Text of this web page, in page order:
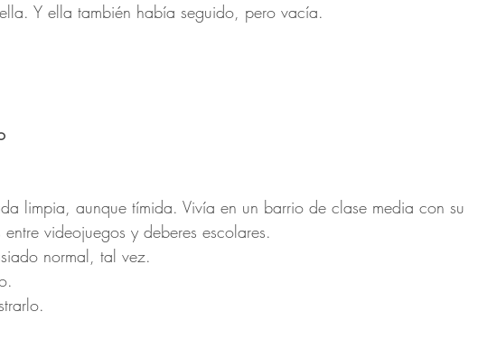
Y ella también había seguido, pero vacía.
limpia, aunque tímida. Vivía en un barrio de clase media con su
videojuegos y deberes escolares.
normal, tal vez.